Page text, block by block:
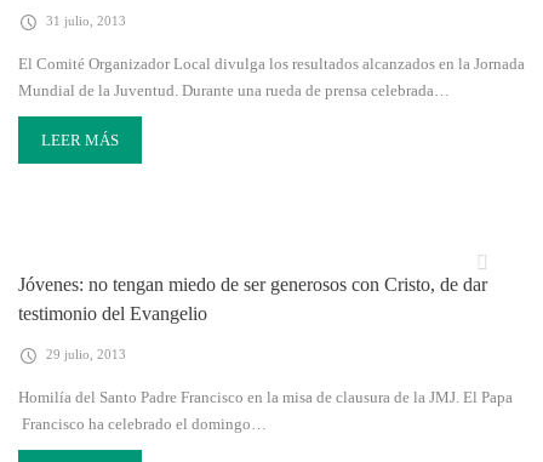
31 julio, 2013
El Comité Organizador Local divulga los resultados alcanzados en la Jornada
Mundial de la Juventud. Durante una rueda de prensa celebrada…
LEER MÁS
Jóvenes: no tengan miedo de ser generosos con Cristo, de dar
testimonio del Evangelio
29 julio, 2013
Homilía del Santo Padre Francisco en la misa de clausura de la JMJ. El Papa
Francisco ha celebrado el domingo…